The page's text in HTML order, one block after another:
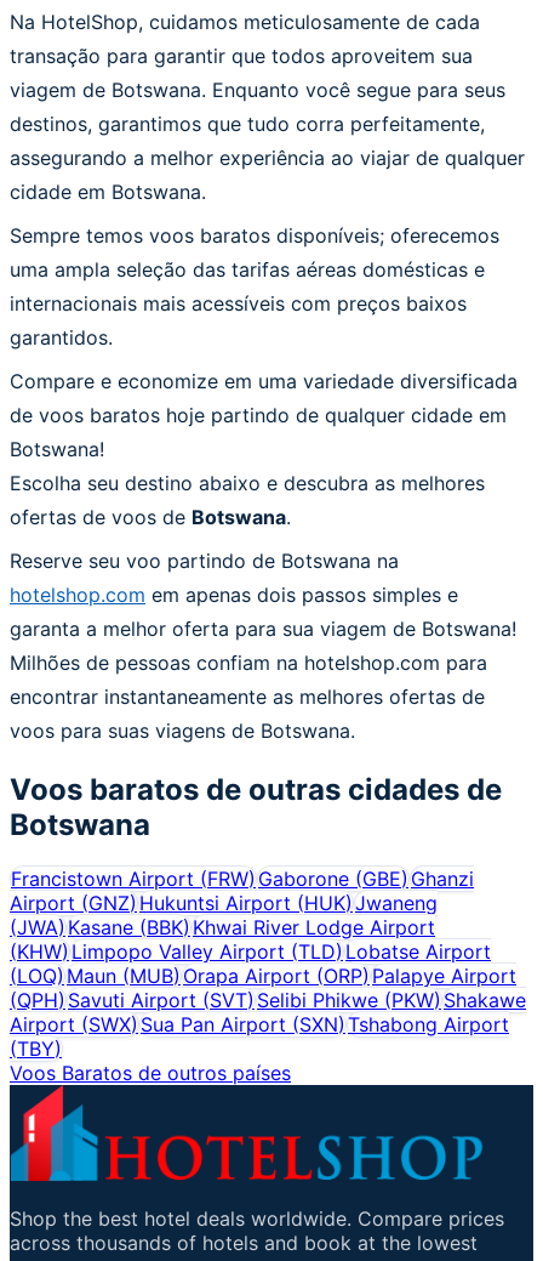
Na HotelShop, cuidamos meticulosamente de cada
transação para garantir que todos aproveitem sua
viagem de Botswana. Enquanto você segue para seus
destinos, garantimos que tudo corra perfeitamente,
assegurando a melhor experiência ao viajar de qualquer
cidade em Botswana.
Sempre temos voos baratos disponíveis; oferecemos
uma ampla seleção das tarifas aéreas domésticas e
internacionais mais acessíveis com preços baixos
garantidos.
Compare e economize em uma variedade diversificada
de voos baratos hoje partindo de qualquer cidade em
Botswana!
Escolha seu destino abaixo e descubra as melhores
ofertas de voos de Botswana.
Reserve seu voo partindo de Botswana na
hotelshop.com em apenas dois passos simples e
garanta a melhor oferta para sua viagem de Botswana!
Milhões de pessoas confiam na hotelshop.com para
encontrar instantaneamente as melhores ofertas de
voos para suas viagens de Botswana.
Voos baratos de outras cidades de
Botswana
Francistown Airport (FRW)Gaborone (GBE)Ghanzi
Airport (GNZ)Hukuntsi Airport (HUK) Jwaneng
(JWA)Kasane (BBK) Khwai River Lodge Airport
(KHW)Limpopo Valley Airport (TLD) Lobatse Airport
(LOQ)Maun (MUB) Orapa Airport (ORP) Palapye Airport
(QPH)Savuti Airport (SVT) Selibi Phikwe (PKW) Shakawe
Airport (SWX)Sua Pan Airport (SXN) Tshabong Airport
(TBY)
Voos Baratos de outros países
Shop the best hotel deals worldwide. Compare prices
across thousands of hotels and book at the lowest